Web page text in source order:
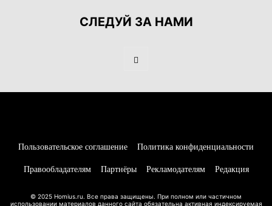
СЛЕДУЙ ЗА НАМИ
Пользовательское соглашение Политика конфиденциальности
Правообладателям Партнёры Рекламодателям Редакция
© 2025 Homius.ru. Все права защищены. При полном или частичном
использовании материалов данного сайта обязательна активная индексируемая